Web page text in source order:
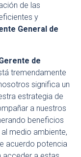
de las
y
General de
de
tremendamente
significa un
estrategia de
a nuestros
beneficios
medio ambiente,
acuerdo potencia